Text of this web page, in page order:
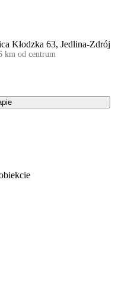
zwierzętami – pobyt
parkingowych
obiektu zapewniony jest
do zwiedzania
odległości znajduje
można poznać historię
mogą odwiedzić
udać się na wieżę
możliwości
uprawiania sportu.
Kłodzka 63, Jedlina-Zdrój
km od centrum